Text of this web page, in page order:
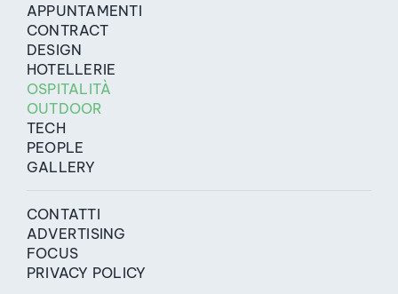
APPUNTAMENTI
CONTRACT
DESIGN
HOTELLERIE
OSPITALITÀ
OUTDOOR
TECH
PEOPLE
GALLERY
CONTATTI
ADVERTISING
FOCUS
PRIVACY POLICY